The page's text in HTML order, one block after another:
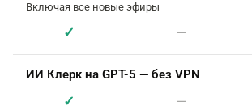
Включая все новые эфиры
✓ —
ИИ Клерк на GPT-5 — без VPN
✓ —